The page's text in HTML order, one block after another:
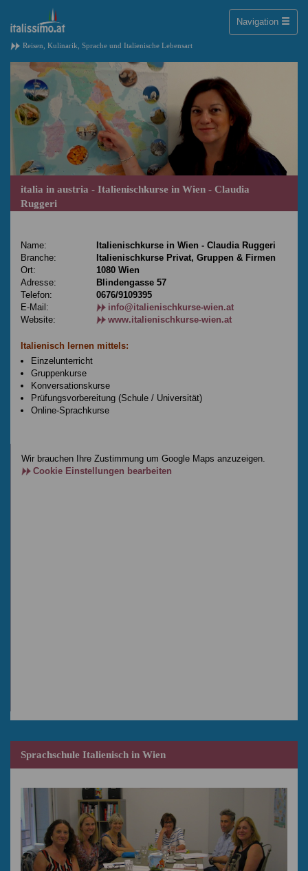
Reisen, Kulinarik, Sprache und Italienische Lebensart
Navigation Toggle
italia in austria - Italienischkurse in Wien - Claudia
Ruggeri
Name:
Italienischkurse in Wien - Claudia Ruggeri
Branche:
Italienischkurse Privat, Gruppen & Firmen
Ort:
1080 Wien
Adresse:
Blindengasse 57
Telefon:
0676/9109395
E-Mail:
info@italienischkurse-wien.at
Website:
www.italienischkurse-wien.at
Italienisch lernen mittels:
Einzelunterricht
Gruppenkurse
Konversationskurse
Prüfungsvorbereitung (Schule / Universität)
Online-Sprachkurse
Wir brauchen Ihre Zustimmung um Google Maps anzuzeigen.
Cookie Einstellungen bearbeiten
Sprachschule Italienisch in Wien